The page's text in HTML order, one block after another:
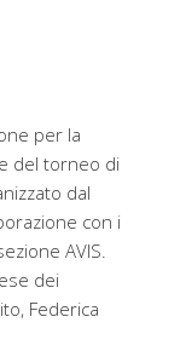
per la
del torneo di
dal
con i
AVIS.
dei
Federica